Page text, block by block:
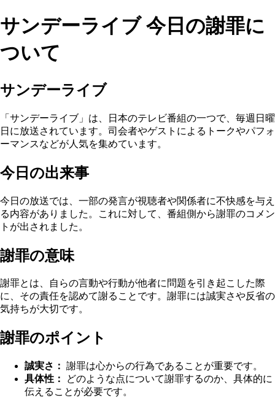
サンデーライブ 今日の謝罪に
ついて
サンデーライブ
「サンデーライブ」は、日本のテレビ番組の一つで、毎週日曜
日に放送されています。司会者やゲストによるトークやパフォ
ーマンスなどが人気を集めています。
今日の出来事
今日の放送では、一部の発言が視聴者や関係者に不快感を与え
る内容がありました。これに対して、番組側から謝罪のコメン
トが出されました。
謝罪の意味
謝罪とは、自らの言動や行動が他者に問題を引き起こした際
に、その責任を認めて謝ることです。謝罪には誠実さや反省の
気持ちが大切です。
謝罪のポイント
誠実さ： 謝罪は心からの行為であることが重要です。
具体性：
どのような点について謝罪するのか、具体的に
伝えることが必要です。